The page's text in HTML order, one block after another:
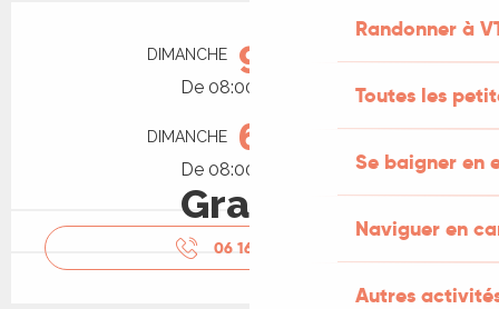
Randonner à
Toutes les
Se baigner en
Naviguer en
Autres
Ouverture et coordonnées
DIMANCHE 9
De 08:00 à 18:00
DIMANCHE 6
De 08:00 à 18:00
Gratuit
06 16 52 87